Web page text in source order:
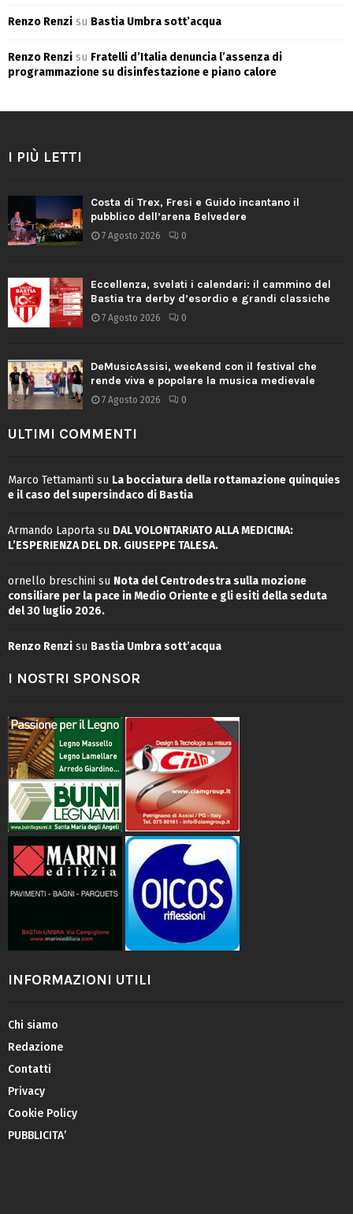
Renzo Renzi su Bastia Umbra sott’acqua
Renzo Renzi su Fratelli d’Italia denuncia l’assenza di
programmazione su disinfestazione e piano calore
I PIÙ LETTI
Costa di Trex, Fresi e Guido incantano il
pubblico dell’arena Belvedere
7 Agosto 2026 0
Eccellenza, svelati i calendari: il cammino del
Bastia tra derby d’esordio e grandi classiche
7 Agosto 2026 0
DeMusicAssisi, weekend con il festival che
rende viva e popolare la musica medievale
7 Agosto 2026 0
ULTIMI COMMENTI
Marco Tettamanti su La bocciatura della rottamazione quinquies
e il caso del supersindaco di Bastia
Armando Laporta su DAL VOLONTARIATO ALLA MEDICINA:
L’ESPERIENZA DEL DR. GIUSEPPE TALESA.
ornello breschini su Nota del Centrodestra sulla mozione
consiliare per la pace in Medio Oriente e gli esiti della seduta
del 30 luglio 2026.
Renzo Renzi su Bastia Umbra sott’acqua
I NOSTRI SPONSOR
INFORMAZIONI UTILI
Chi siamo
Redazione
Contatti
Privacy
Cookie Policy
PUBBLICITA’